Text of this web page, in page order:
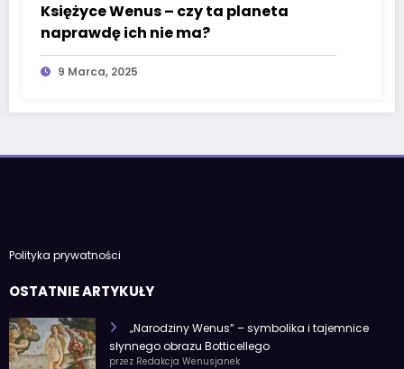
Księżyce Wenus – czy ta planeta
naprawdę ich nie ma?
9 Marca, 2025
Polityka prywatności
OSTATNIE ARTYKUŁY
„Narodziny Wenus” – symbolika i tajemnice
słynnego obrazu Botticellego
przez Redakcja Wenusjanek